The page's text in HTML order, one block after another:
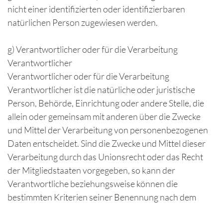
nicht einer identifizierten oder identifizierbaren
natürlichen Person zugewiesen werden.
g) Verantwortlicher oder für die Verarbeitung
Verantwortlicher
Verantwortlicher oder für die Verarbeitung
Verantwortlicher ist die natürliche oder juristische
Person, Behörde, Einrichtung oder andere Stelle, die
allein oder gemeinsam mit anderen über die Zwecke
und Mittel der Verarbeitung von personenbezogenen
Daten entscheidet. Sind die Zwecke und Mittel dieser
Verarbeitung durch das Unionsrecht oder das Recht
der Mitgliedstaaten vorgegeben, so kann der
Verantwortliche beziehungsweise können die
bestimmten Kriterien seiner Benennung nach dem